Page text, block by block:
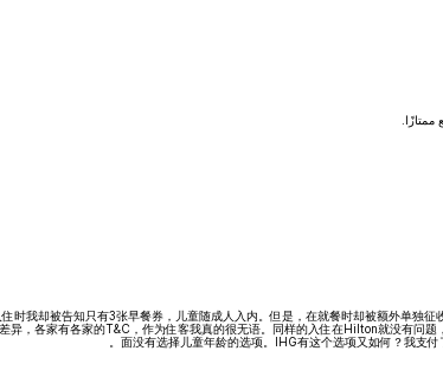
我却被告知只有3张早餐券，儿童随成人入内。但是，在就餐时却被额外单独征
，各家有各家的T&C，作为住客我真的很无语。同样的入住在Hilton就没有问
面没有选择儿童年龄的选项。IHG有这个选项又如何？我支付